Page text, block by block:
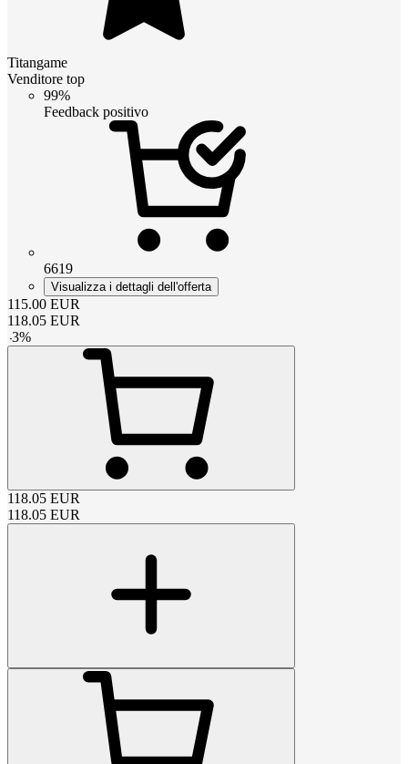
Titangame
Venditore top
99%
Feedback positivo
6619
Visualizza i dettagli dell'offerta
115.00 EUR
118.05 EUR
-3%
118.05 EUR
118.05 EUR